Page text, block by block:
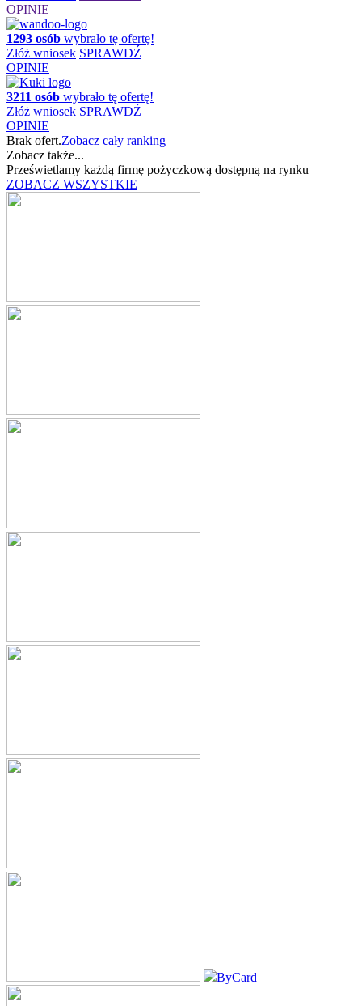
OPINIE
1293 osób wybrało tę ofertę!
Złóż wniosek SPRAWDŹ
OPINIE
3211 osób wybrało tę ofertę!
Złóż wniosek SPRAWDŹ
OPINIE
Brak ofert.Zobacz cały ranking
Zobacz także...
Prześwietlamy każdą firmę pożyczkową dostępną na rynku
ZOBACZ WSZYSTKIE
ByCard